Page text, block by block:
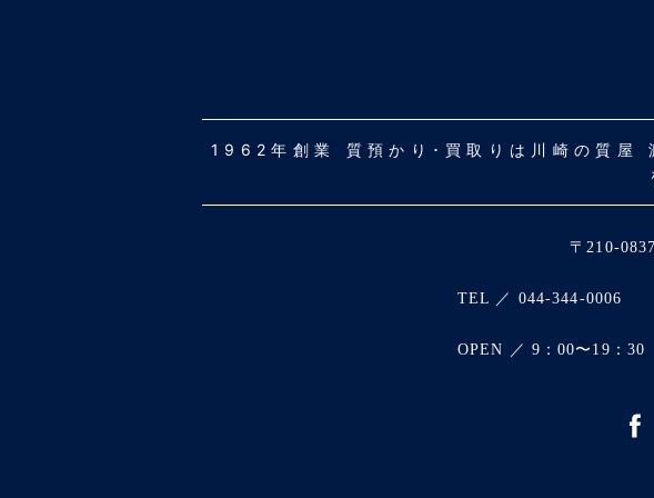
1962年創業 質預かり･買取りは川崎の質屋
〒210-
TEL ／ 044-344-0006
OPEN ／ 9：00〜19：30